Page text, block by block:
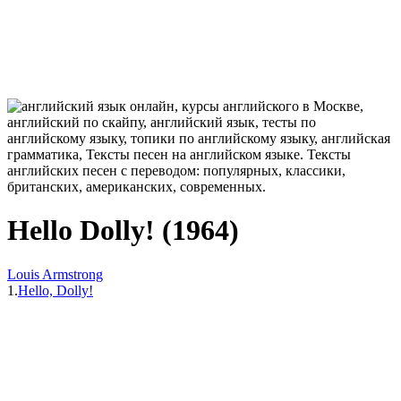
Hello Dolly! (1964)
Louis Armstrong
1.Hello, Dolly!